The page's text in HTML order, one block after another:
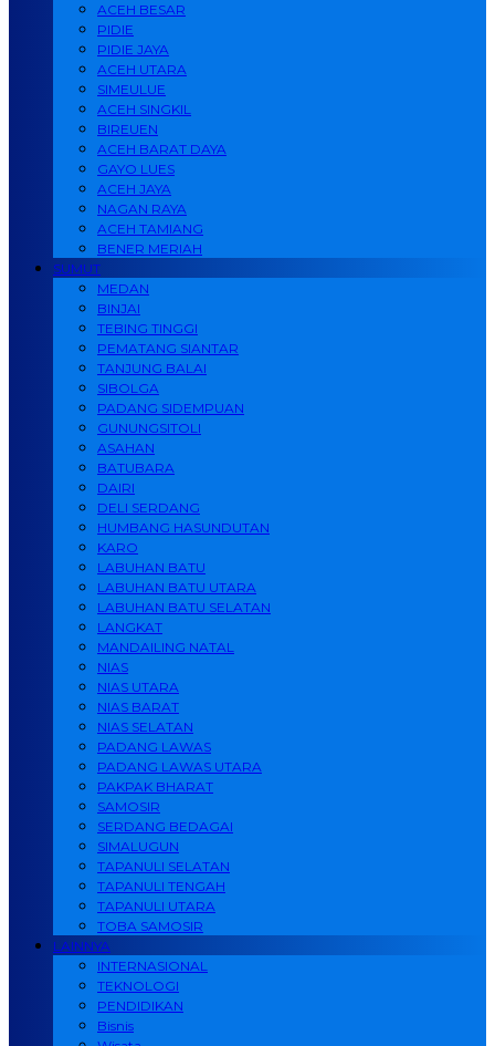
ACEH BESAR
PIDIE
PIDIE JAYA
ACEH UTARA
SIMEULUE
ACEH SINGKIL
BIREUEN
ACEH BARAT DAYA
GAYO LUES
ACEH JAYA
NAGAN RAYA
ACEH TAMIANG
BENER MERIAH
SUMUT
MEDAN
BINJAI
TEBING TINGGI
PEMATANG SIANTAR
TANJUNG BALAI
SIBOLGA
PADANG SIDEMPUAN
GUNUNGSITOLI
ASAHAN
BATUBARA
DAIRI
DELI SERDANG
HUMBANG HASUNDUTAN
KARO
LABUHAN BATU
LABUHAN BATU UTARA
LABUHAN BATU SELATAN
LANGKAT
MANDAILING NATAL
NIAS
NIAS UTARA
NIAS BARAT
NIAS SELATAN
PADANG LAWAS
PADANG LAWAS UTARA
PAKPAK BHARAT
SAMOSIR
SERDANG BEDAGAI
SIMALUGUN
TAPANULI SELATAN
TAPANULI TENGAH
TAPANULI UTARA
TOBA SAMOSIR
LAINNYA
INTERNASIONAL
TEKNOLOGI
PENDIDIKAN
Bisnis